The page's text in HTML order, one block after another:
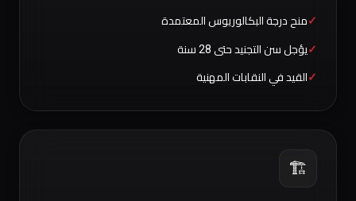
منح درجة البكالوريوس المعتمدة
يؤجل سن التجنيد حتى 28 سنة
القيد في النقابات المهنية
🏗️